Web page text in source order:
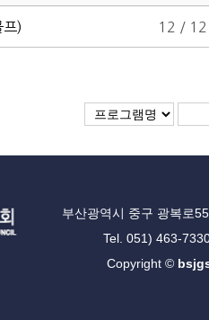
) 12 / 12
부산광역시 중구 광복로
Tel. 051) 463-
Copyright ©